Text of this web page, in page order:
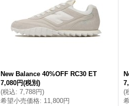
New Balance 40%OFF RC30 ET
7,080円(税別)
(税込: 7,788円)
希望小売価格: 11,800円
(